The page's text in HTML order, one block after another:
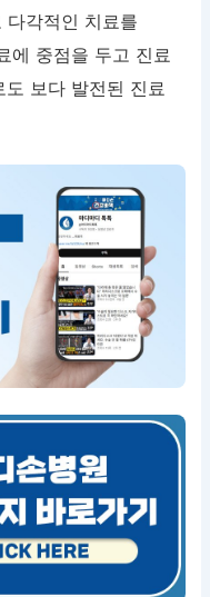
다각적인 치료를
에 중점을 두고 진료
보다 발전된 진료